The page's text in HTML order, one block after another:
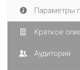
Параметры
Краткое
Аудитория